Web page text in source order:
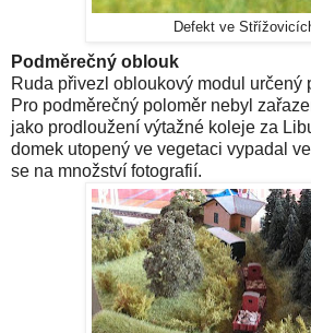
Defekt ve
Podměrečný oblouk
Ruda přivezl obloukový modul určený
Pro podměrečný poloměr nebyl
jako prodloužení výtažné koleje za
domek utopený ve vegetaci vypadal
se na množství fotografií.